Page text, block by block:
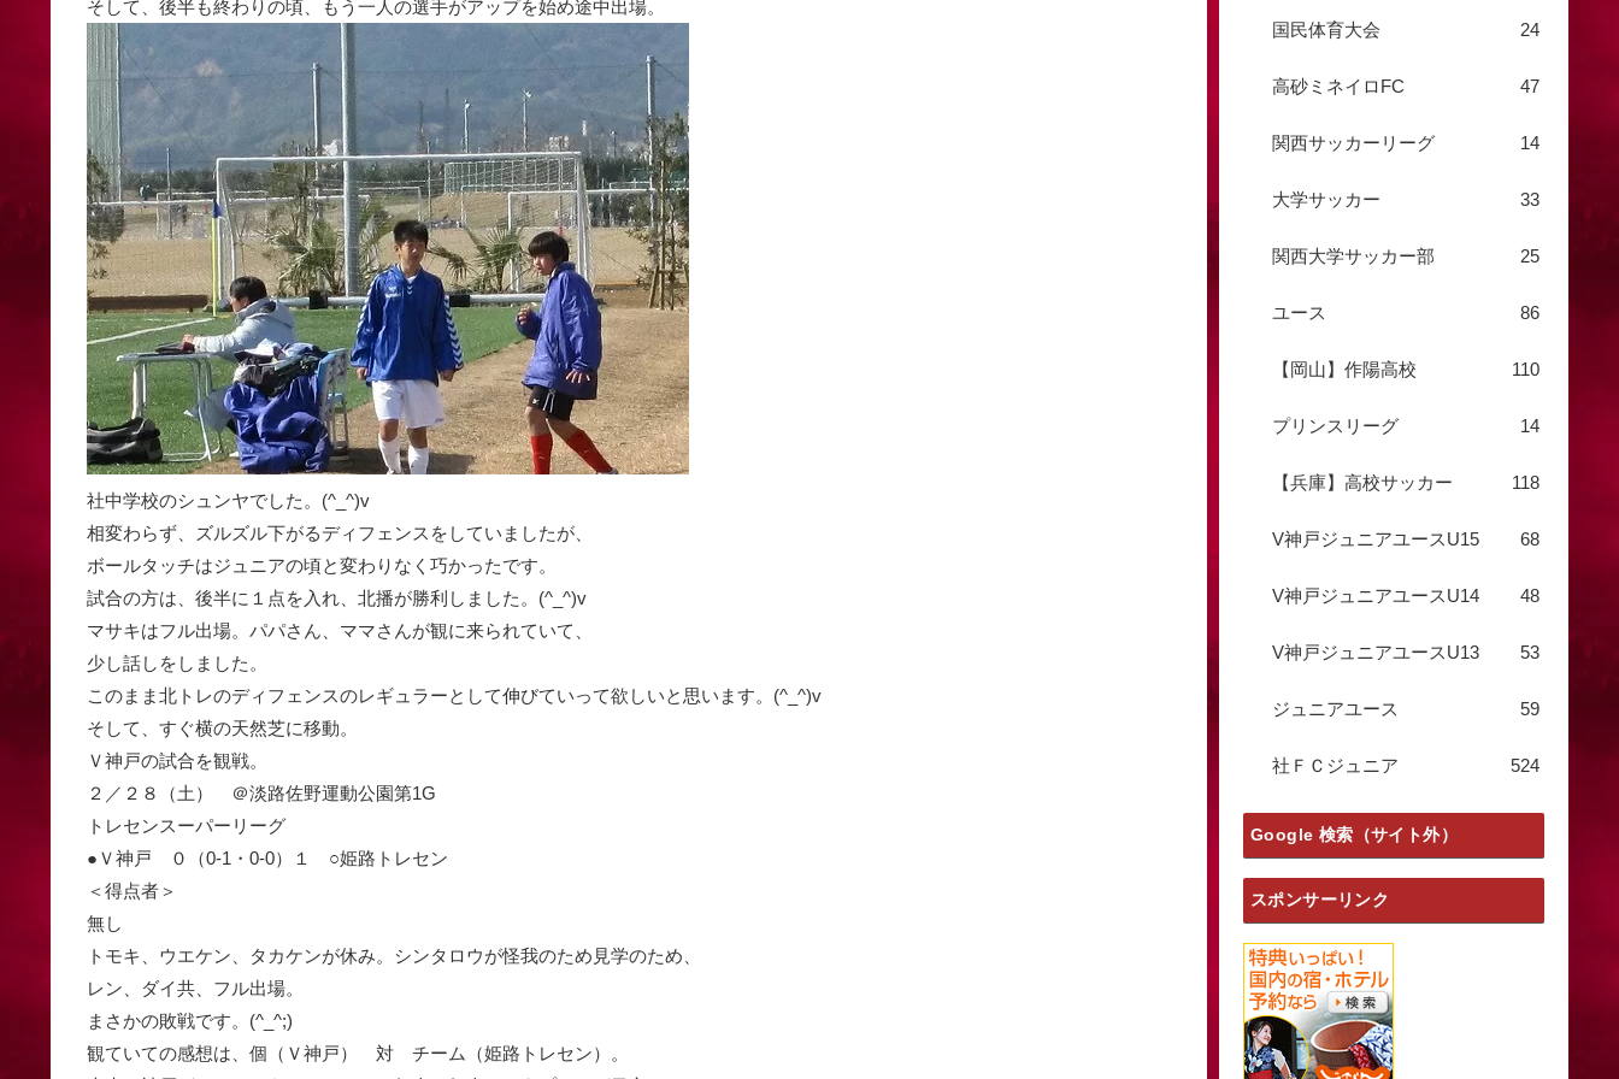
そして、後半も終わりの頃、もう一人の選手がアップを始め途中出場。
社中学校のシュンヤでした。(^_^)v
相変わらず、ズルズル下がるディフェンスをしていましたが、
ボールタッチはジュニアの頃と変わりなく巧かったです。
試合の方は、後半に１点を入れ、北播が勝利しました。(^_^)v
マサキはフル出場。パパさん、ママさんが観に来られていて、
少し話しをしました。
このまま北トレのディフェンスのレギュラーとして伸びていって欲しいと思います。(^_^)v
そして、すぐ横の天然芝に移動。
Ｖ神戸の試合を観戦。
２／２８（土） ＠淡路佐野運動公園第1G
トレセンスーパーリーグ
●Ｖ神戸 ０（0-1・0-0）１ ○姫路トレセン
＜得点者＞
無し
トモキ、ウエケン、タカケンが休み。シンタロウが怪我のため見学のため、
レン、ダイ共、フル出場。
まさかの敗戦です。(^_^;)
観ていての感想は、個（Ｖ神戸） 対 チーム（姫路トレセン）。
国民体育大会 24
高砂ミネイロFC 47
関西サッカーリーグ 14
大学サッカー 33
関西大学サッカー部 25
ユース 86
【岡山】作陽高校 110
プリンスリーグ 14
【兵庫】高校サッカー 118
V神戸ジュニアユースU15 68
V神戸ジュニアユースU14 48
V神戸ジュニアユースU13 53
ジュニアユース 59
社ＦＣジュニア 524
Google 検索（サイト外）
スポンサーリンク